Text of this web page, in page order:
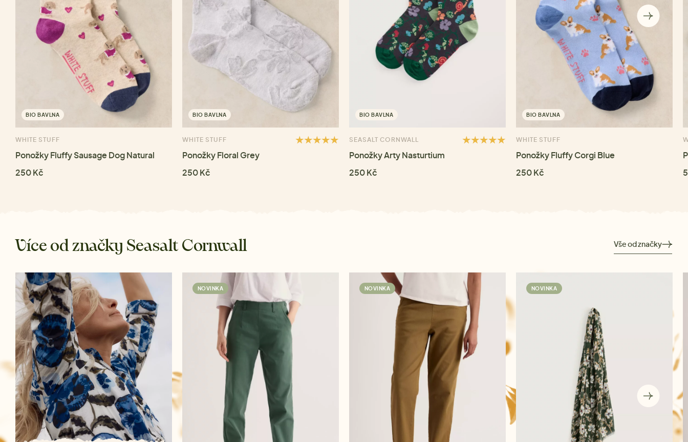
BIO BAVLNA
WHITE STUFF
Ponožky Fluffy Sausage Dog Natural
250 Kč
BIO BAVLNA
WHITE STUFF
Ponožky Floral Grey
250 Kč
BIO BAVLNA
SEASALT CORNWALL
Ponožky Arty Nasturtium
250 Kč
BIO BAVLNA
WHITE STUFF
Ponožky Fluffy Corgi Blue
250 Kč
Více od značky Seasalt Cornwall Vše od značky
NOVINKA NOVINKA NOVINKA